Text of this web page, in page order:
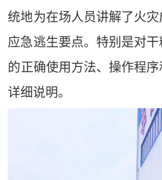
统地为在场人员讲解了火
应急逃生要点。 特别是对干
的正确使用方法、 操作程序
详细说明。